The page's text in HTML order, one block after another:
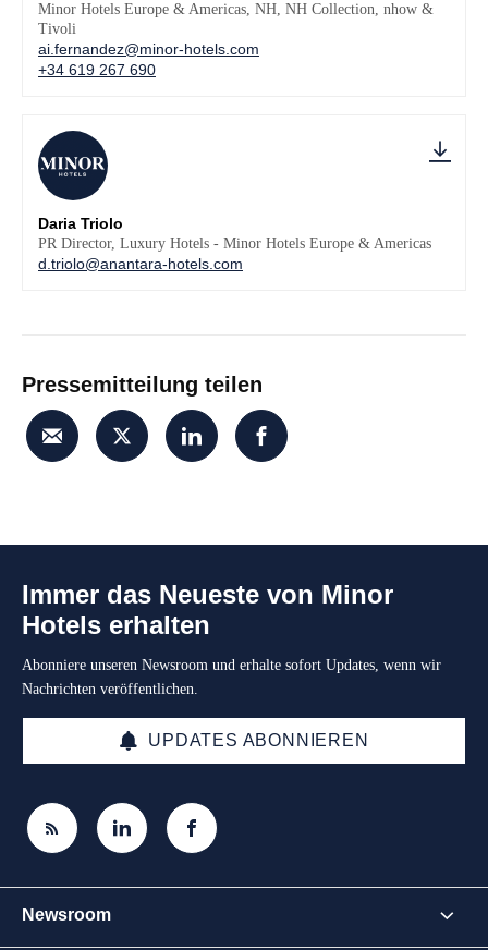
Minor Hotels Europe & Americas, NH, NH Collection, nhow &
Tivoli
ai.fernandez@minor-hotels.com
+34 619 267 690
Daria Triolo
PR Director, Luxury Hotels - Minor Hotels Europe & Americas
d.triolo@anantara-hotels.com
Pressemitteilung teilen
Immer das Neueste von Minor
Hotels erhalten
Abonniere unseren Newsroom und erhalte sofort Updates, wenn wir
Nachrichten veröffentlichen.
UPDATES ABONNIEREN
Newsroom